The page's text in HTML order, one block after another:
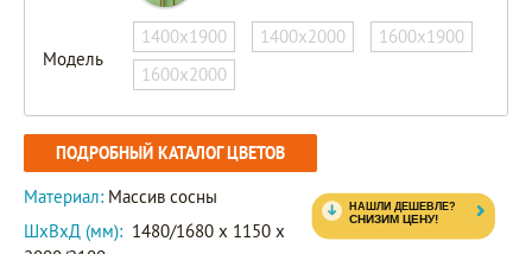
Модель
1400х1900 1400х2000
1600х1900
1600х2000
ПОДРОБНЫЙ КАТАЛОГ ЦВЕТОВ
Материал: Массив сосны
ШxВxД (мм): 1480/1680 x 1150 x